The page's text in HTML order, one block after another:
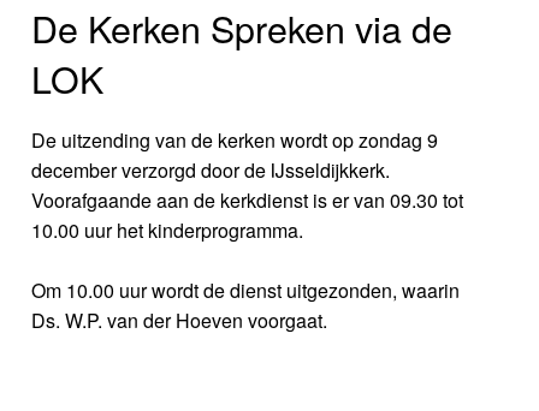
De Kerken Spreken via de
LOK
De uitzending van de kerken wordt op zondag 9
december verzorgd door de IJsseldijkkerk.
Voorafgaande aan de kerkdienst is er van 09.30 tot
10.00 uur het kinderprogramma.
Om 10.00 uur wordt de dienst uitgezonden, waarin
Ds. W.P. van der Hoeven voorgaat.